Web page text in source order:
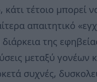
τέτοιο μπορεί
απαιτητικό
της
μεταξύ γονέων
συχνές,